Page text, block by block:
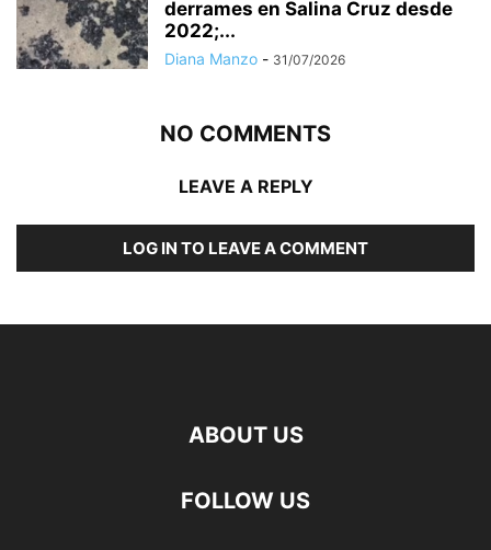
derrames en Salina Cruz desde
2022;...
Diana Manzo - 31/07/2026
NO COMMENTS
LEAVE A REPLY
LOG IN TO LEAVE A COMMENT
ABOUT US
FOLLOW US